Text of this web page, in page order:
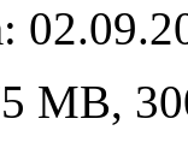
MB,